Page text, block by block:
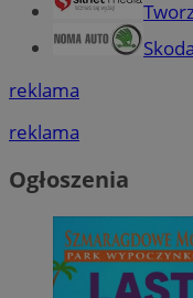
reklama
reklama
Ogłoszenia